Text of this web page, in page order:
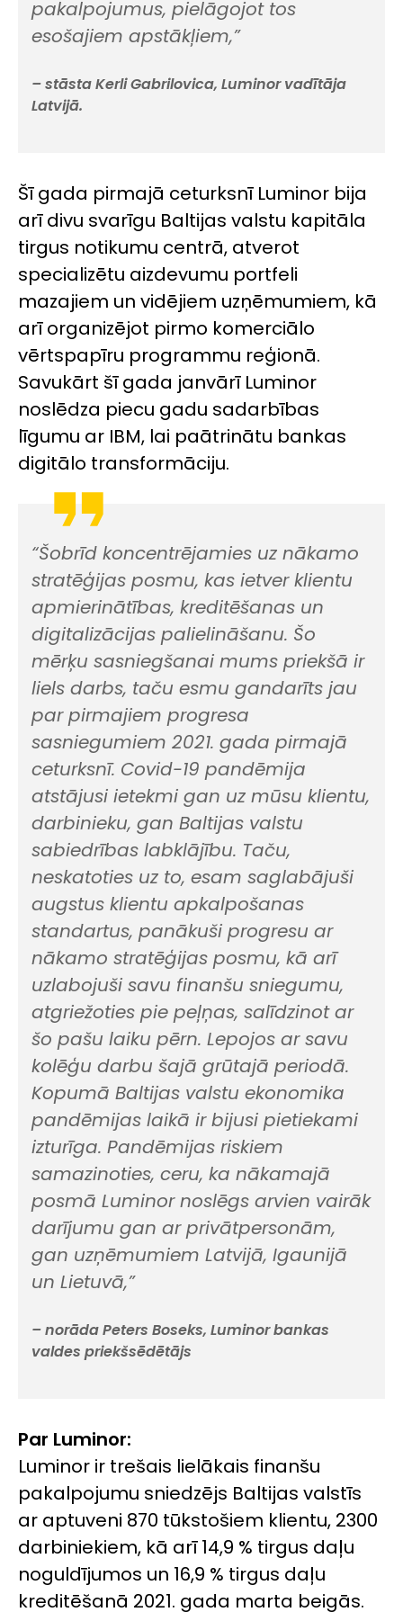
pakalpojumus, pielāgojot tos
esošajiem apstākļiem,”
– stāsta Kerli Gabrilovica, Luminor vadītāja
Latvijā.
Šī gada pirmajā ceturksnī Luminor bija
arī divu svarīgu Baltijas valstu kapitāla
tirgus notikumu centrā, atverot
specializētu aizdevumu portfeli
mazajiem un vidējiem uzņēmumiem, kā
arī organizējot pirmo komerciālo
vērtspapīru programmu reģionā.
Savukārt šī gada janvārī Luminor
noslēdza piecu gadu sadarbības
līgumu ar IBM, lai paātrinātu bankas
digitālo transformāciju.
“Šobrīd koncentrējamies uz nākamo
stratēģijas posmu, kas ietver klientu
apmierinātības, kreditēšanas un
digitalizācijas palielināšanu. Šo
mērķu sasniegšanai mums priekšā ir
liels darbs, taču esmu gandarīts jau
par pirmajiem progresa
sasniegumiem 2021. gada pirmajā
ceturksnī. Covid-19 pandēmija
atstājusi ietekmi gan uz mūsu klientu,
darbinieku, gan Baltijas valstu
sabiedrības labklājību. Taču,
neskatoties uz to, esam saglabājuši
augstus klientu apkalpošanas
standartus, panākuši progresu ar
nākamo stratēģijas posmu, kā arī
uzlabojuši savu finanšu sniegumu,
atgriežoties pie peļņas, salīdzinot ar
šo pašu laiku pērn. Lepojos ar savu
kolēģu darbu šajā grūtajā periodā.
Kopumā Baltijas valstu ekonomika
pandēmijas laikā ir bijusi pietiekami
izturīga. Pandēmijas riskiem
samazinoties, ceru, ka nākamajā
posmā Luminor noslēgs arvien vairāk
darījumu gan ar privātpersonām,
gan uzņēmumiem Latvijā, Igaunijā
un Lietuvā,”
– norāda Peters Boseks, Luminor bankas
valdes priekšsēdētājs
Par Luminor:
Luminor ir trešais lielākais finanšu
pakalpojumu sniedzējs Baltijas valstīs
ar aptuveni 870 tūkstošiem klientu, 2300
darbiniekiem, kā arī 14,9 % tirgus daļu
noguldījumos un 16,9 % tirgus daļu
kreditēšanā 2021. gada marta beigās.